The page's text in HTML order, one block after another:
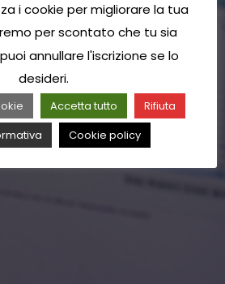
i cookie per migliorare la tua
per scontato che tu sia
annullare l'iscrizione se lo
desideri.
Accetta tutto
Rifiuta
Cookie policy